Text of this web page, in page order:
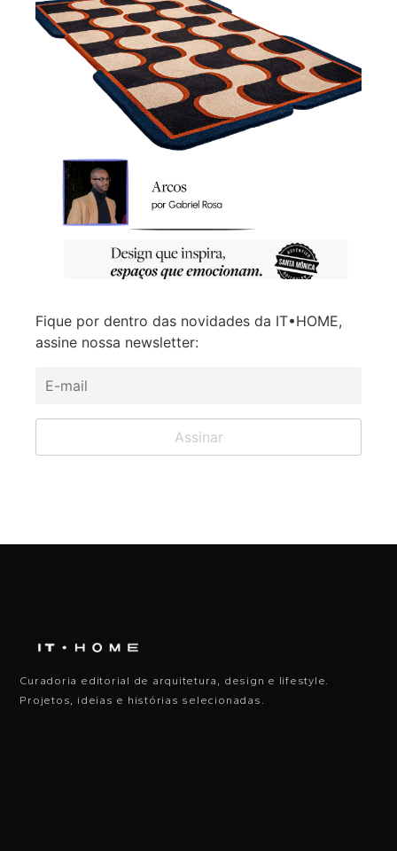
Fique por dentro das novidades da IT•HOME,
assine nossa newsletter:
Curadoria editorial de arquitetura, design e lifestyle.
Projetos, ideias e histórias selecionadas.